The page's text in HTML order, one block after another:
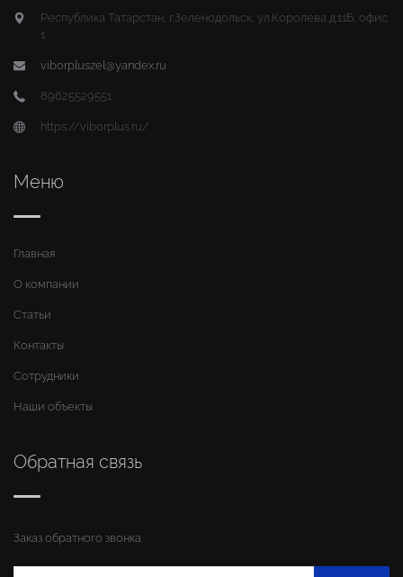
Республика Татарстан, г.Зеленодольск, ул.Королева д.11Б, офис
1
viborpluszel@yandex.ru
89625529551
https://viborplus.ru/
Меню
Главная
О компании
Статьи
Контакты
Сотрудники
Наши объекты
Обратная связь
Заказ обратного звонка